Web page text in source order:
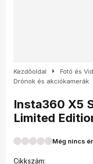
Kezdőoldal arrow_right Fotó és
Drónok és akciókamerák
Insta360 X5
Limited
Még nincs
Cikkszám: